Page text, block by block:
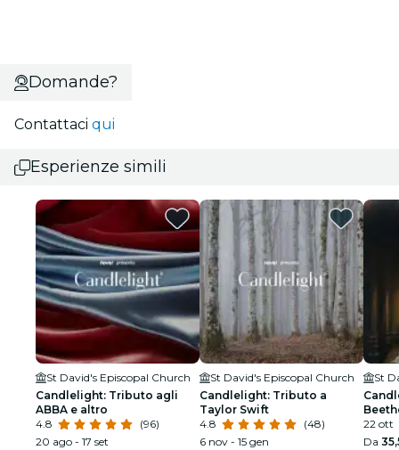
Domande?
Contattaci qui
Esperienze simili
St David's Episcopal Church
Candlelight: Tributo agli
ABBA e altro
4.8
(96)
20 ago - 17 set
St David's Episcopal Church
Candlelight: Tributo a
Taylor Swift
4.8
(48)
6 nov - 15 gen
St
22 ott
Da